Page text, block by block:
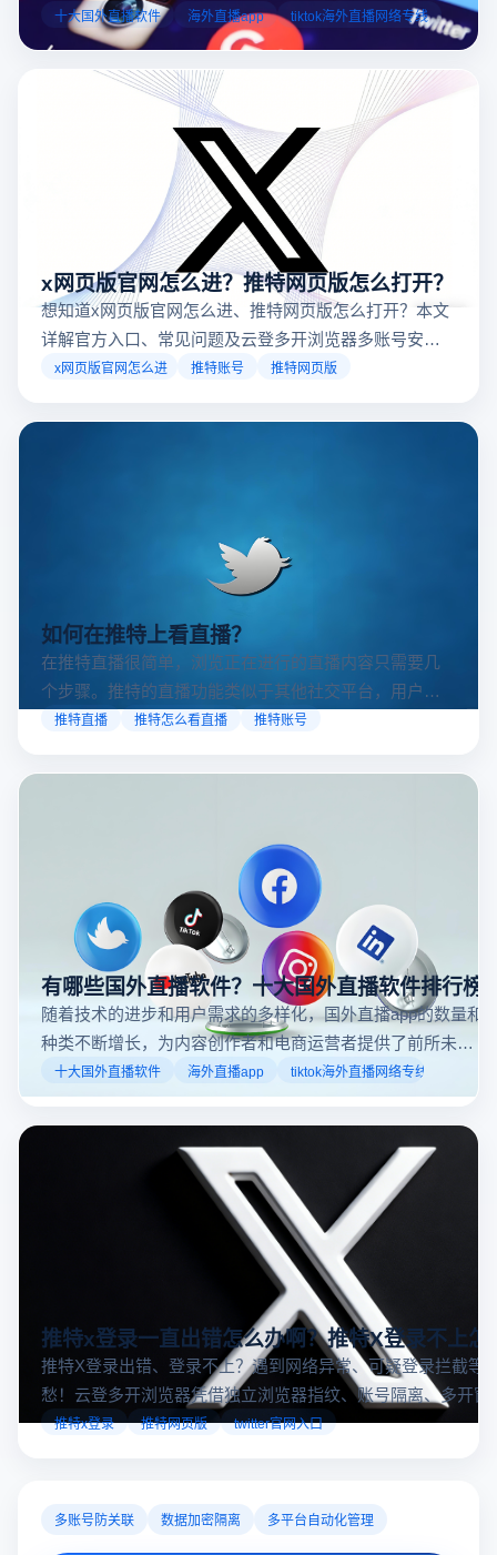
业工具规避风险，能显著降低封号概率。以下推荐十大国外
台，并结合云登多开浏览器的功能，详解如何安全高效运营。
十大国外直播软件 海外直播app tiktok海外直播网络专线
x网页版官网怎么进？推特网页版怎么打开？
想知道x网页版官网怎么进、推特网页版怎么打开？本文
详解官方入口、常见问题及云登多开浏览器多账号安全
访问方案，助你稳定登录高效运营。
x网页版官网怎么进 推特账号 推特网页版
如何在推特上看直播？
在推特直播很简单，浏览正在进行的直播内容只需要几
个步骤。推特的直播功能类似于其他社交平台，用户可
以通过关注自己喜欢的账号、浏览话题标签或查看实时
可以随时随地参与实时互动，无论是关注新闻事件、休
推特直播 推特怎么看直播 推特账号
有哪些国外直播软件？十大国外直播软件排行榜
随着技术的进步和用户需求的多样化，国外直播app的数量和
种类不断增长，为内容创作者和电商运营者提供了前所未有
的机遇。如果你是一个跨境电商从业者，想要了解2025年十
大国外直播软件排行榜，那么你来对地方了！接下来跟着云
登多开浏览器一起来了解海外直播平台哪些最受欢迎。
十大国外直播软件 海外直播app tiktok海外直播网络专线
推特x登录一直出错怎么办啊？推特X登录不上怎
推特X登录出错、登录不上？遇到网络异常、可疑登录拦截等
愁！云登多开浏览器凭借独立浏览器指纹、账号隔离、多开窗
对性解决登录难题，让推特X登录更稳定安全～
推特x登录 推特网页版 twitter官网入口
多账号防关联 数据加密隔离 多平台自动化管理